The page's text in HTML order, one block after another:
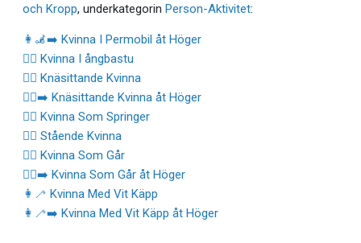
och Kropp, underkategorin Person-Aktivitet:
👩‍🦼‍➡️ Kvinna I Permobil åt Höger
🧖‍♀️ Kvinna I ångbastu
🧎‍♀️ Knäsittande Kvinna
🧎‍♀️‍➡️ Knäsittande Kvinna åt Höger
🏃‍♀️ Kvinna Som Springer
🧍‍♀️ Stående Kvinna
🚶‍♀️ Kvinna Som Går
🚶‍♀️‍➡️ Kvinna Som Går åt Höger
👩‍🦯 Kvinna Med Vit Käpp
👩‍🦯‍➡️ Kvinna Med Vit Käpp åt Höger